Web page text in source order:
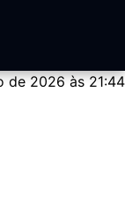
de 2026 às 21:44